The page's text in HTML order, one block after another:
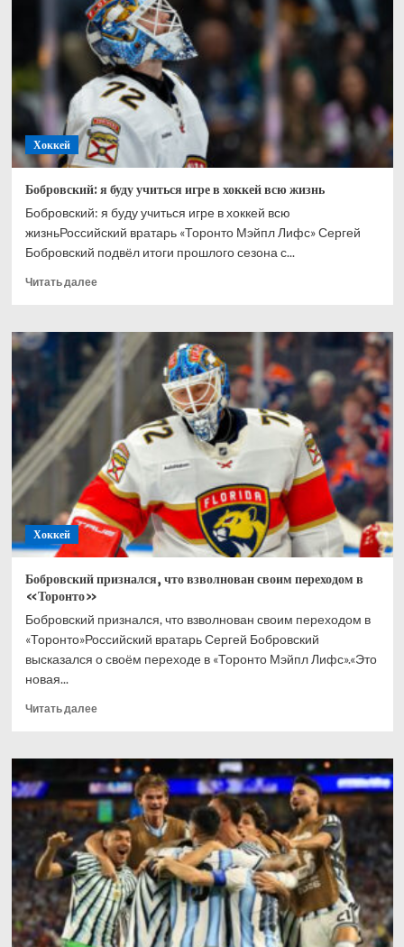
Ахтямове:
рад,
что
могу
способствовать
его
развитию
Хоккей
Бобровский: я буду учиться игре в хоккей всю жизнь
Бобровский: я буду учиться игре в хоккей всю
жизньРоссийский вратарь «Торонто Мэйпл Лифс» Сергей
Бобровский подвёл итоги прошлого сезона с...
Читать далееПрочитать
Бобровский:
буду
учиться
игре
хоккей
всю
жизнь
Хоккей
Бобровский признался, что взволнован своим переходом в
«Торонто»
Бобровский признался, что взволнован своим переходом в
«Торонто»Российский вратарь Сергей Бобровский
высказался о своём переходе в «Торонто Мэйпл Лифс».«Это
новая...
Читать далееПрочитать
Бобровский
признался,
что
взволнован
своим
переходом
в
«Торонто»